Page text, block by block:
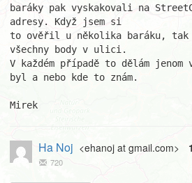
baráky pak vyskakovali na
adresy. Když jsem si
to ověřil u několika baráku, tak
všechny body v ulici.
V každém případě to dělám
byl a nebo kde to znám.
Mirek
Ha Noj <ehanoj at gmail.com>
720